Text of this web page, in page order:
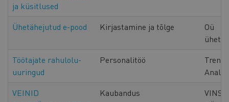
ja küsitlused
Ühetähejutud e-pood Kirjastamine ja tõlge
Oü
Töötajate rahulolu-
uuringud
Personalitöö
VEINID
Kaubandus